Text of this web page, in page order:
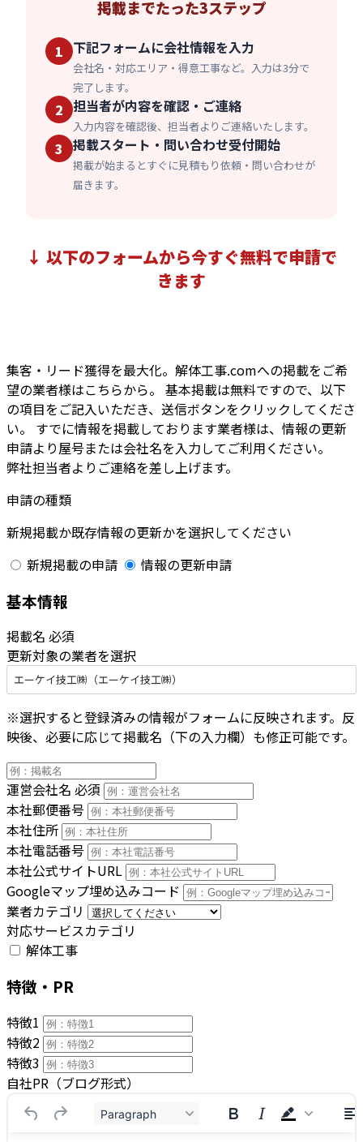
掲載までたった3ステップ
1 下記フォームに会社情報を入力
会社名・対応エリア・得意工事など。入力は3分で
完了します。
2 担当者が内容を確認・ご連絡
入力内容を確認後、担当者よりご連絡いたします。
3 掲載スタート・問い合わせ受付開始
掲載が始まるとすぐに見積もり依頼・問い合わせが
届きます。
↓ 以下のフォームから今すぐ無料で申請で
きます
集客・リード獲得を最大化。解体工事.comへの掲載をご希
望の業者様はこちらから。 基本掲載は無料ですので、以下
の項目をご記入いただき、送信ボタンをクリックしてくださ
い。 すでに情報を掲載しております業者様は、情報の更新
申請より屋号または会社名を入力してご利用ください。
弊社担当者よりご連絡を差し上げます。
申請の種類
新規掲載か既存情報の更新かを選択してください
新規掲載の申請
情報の更新申請
基本情報
掲載名 必須
更新対象の業者を選択
エーケイ技工㈱（エーケイ技工㈱）
※選択すると登録済みの情報がフォームに反映されます。反
映後、必要に応じて掲載名（下の入力欄）も修正可能です。
運営会社名 必須
本社郵便番号
本社住所
本社電話番号
本社公式サイトURL
Googleマップ埋め込みコード
業者カテゴリ
対応サービスカテゴリ
解体工事
特徴・PR
特徴1
特徴2
特徴3
自社PR（ブログ形式）
Paragraph